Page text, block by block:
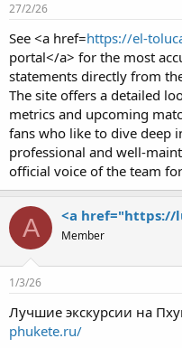
27/2/26
See <a href=https://el-
portal</a> for the most
statements directly from
The site offers a detailed
metrics and upcoming
fans who like to dive deep
professional and well-
official voice of the team
A <a href="https://
Member
1/3/26
Лучшие экскурсии на
phukete.ru/